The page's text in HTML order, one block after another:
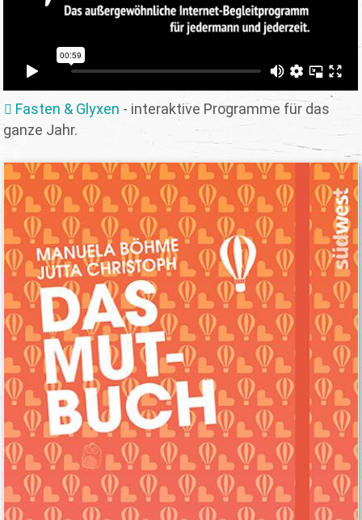
Fasten & Glyxen - interaktive Programme für das
ganze Jahr.